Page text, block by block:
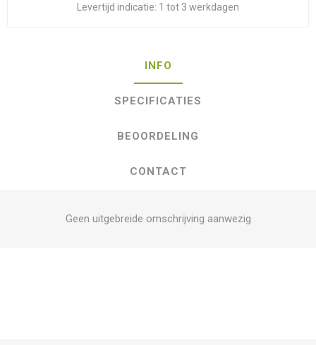
Levertijd indicatie: 1 tot 3 werkdagen
INFO
SPECIFICATIES
BEOORDELING
CONTACT
Geen uitgebreide omschrijving aanwezig